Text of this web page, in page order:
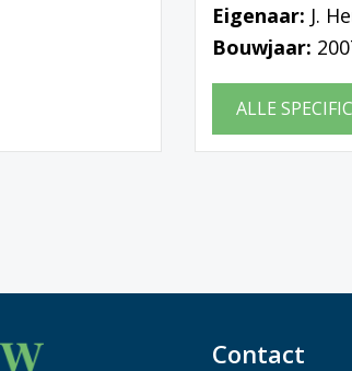
Eigenaar: J.
Bouwjaar:
ALLE
Contact